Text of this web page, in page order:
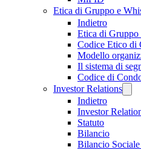
Etica di Gruppo e
Indietro
Etica di
Codice Etico di
Modello
Il sistema di
Codice di
Investor Relations
Indietro
Investor
Statuto
Bilancio
Bilancio